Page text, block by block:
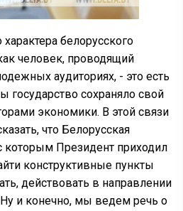
белорусского
человек, проводящий
аудиториях, - это есть
государство сохраняло свой
экономики. В этой связи
что Белорусская
которым Президент приходил
конструктивные пункты
действовать в направлении
и конечно, мы ведем речь о